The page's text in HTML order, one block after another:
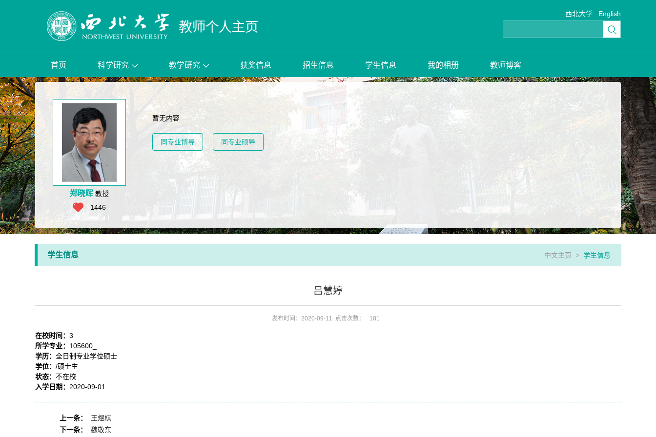
西北大学 English
首页 科学研究 教学研究 获奖信息 招生信息 学生信息 我的相册 教师博客
郑晓晖 教授
1446
暂无内容
同专业博导 同专业硕导
学生信息 中文主页 > 学生信息
吕慧婷
发布时间：2020-09-11 点击次数： 181
在校时间： 3
所学专业： 105600_
学历： 全日制专业学位硕士
学位： /硕士生
状态： 不在校
入学日期： 2020-09-01
上一条：
王煜棋
下一条：
魏敬东